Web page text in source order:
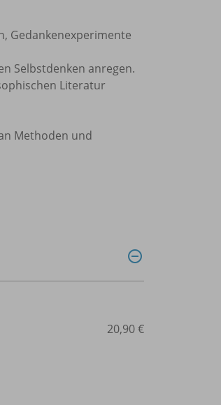
Gedankenexperimente
Selbstdenken anregen.
Literatur
Methoden und
20,90 €